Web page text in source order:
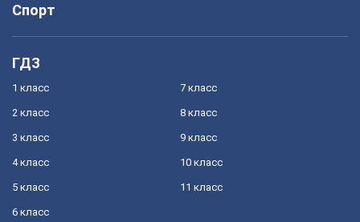
Спорт
ГДЗ
1 класс
2 класс
3 класс
4 класс
5 класс
6 класс
7 класс
8 класс
9 класс
10 класс
11 класс